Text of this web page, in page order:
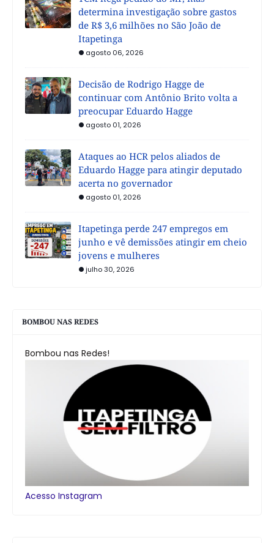
determina investigação sobre gastos
de R$ 3,6 milhões no São João de
Itapetinga
agosto 06, 2026
Decisão de Rodrigo Hagge de
continuar com Antônio Brito volta a
preocupar Eduardo Hagge
agosto 01, 2026
Ataques ao HCR pelos aliados de
Eduardo Hagge para atingir deputado
acerta no governador
agosto 01, 2026
Itapetinga perde 247 empregos em
junho e vê demissões atingir em cheio
jovens e mulheres
julho 30, 2026
BOMBOU NAS REDES
Bombou nas Redes!
Acesso Instagram